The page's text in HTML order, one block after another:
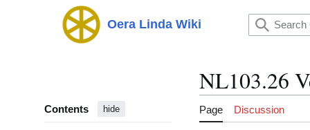
Main menu Oera Linda Wiki
Contents hide
NL103.26
Page Discussion